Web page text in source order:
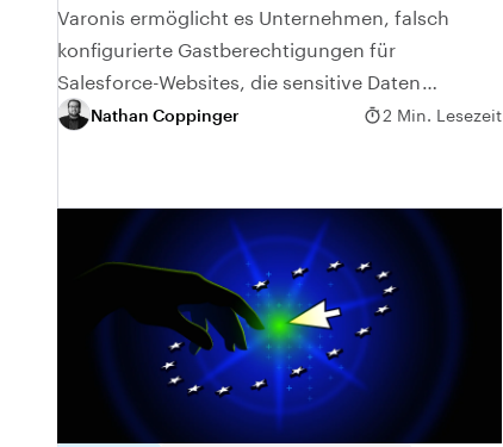
Varonis ermöglicht es Unternehmen, falsch
konfigurierte Gastberechtigungen für
Salesforce-Websites, die sensitive Daten
öffentlich zugänglich machen, zu identifizieren
Nathan Coppinger 2 Min. Lesezeit